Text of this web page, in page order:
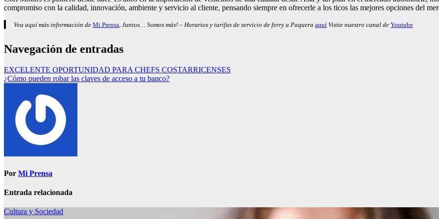
compromiso con la calidad, innovación, ambiente y servicio al cliente, pensando siempre en ofrecerle a los ticos las mejores opciones del
Vea aquí más información de Mi Prensa, Juntos… Somos más! – Horarios y tarifas de servicio de ferry a Paquera aquí Visite nuestro canal de Youtube
Navegación de entradas
EXCELENTE OPORTUNIDAD PARA CHEFS COSTARRICENSES
¿Cómo pueden robar las claves de acceso a tu banco?
Por Mi Prensa
Entrada relacionada
Cultura y Sociedad